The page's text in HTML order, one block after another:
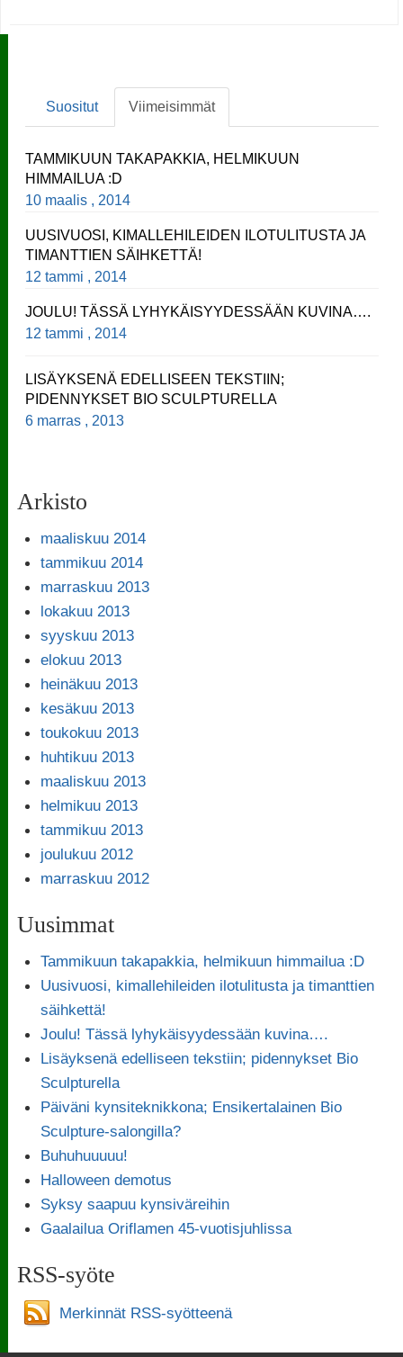
Suositut Viimeisimmät
TAMMIKUUN TAKAPAKKIA, HELMIKUUN
HIMMAILUA :D
10 maalis , 2014
UUSIVUOSI, KIMALLEHILEIDEN ILOTULITUSTA JA
TIMANTTIEN SÄIHKETTÄ!
12 tammi , 2014
JOULU! TÄSSÄ LYHYKÄISYYDESSÄÄN KUVINA….
12 tammi , 2014
LISÄYKSENÄ EDELLISEEN TEKSTIIN;
PIDENNYKSET BIO SCULPTURELLA
6 marras , 2013
Arkisto
maaliskuu 2014
tammikuu 2014
marraskuu 2013
lokakuu 2013
syyskuu 2013
elokuu 2013
heinäkuu 2013
kesäkuu 2013
toukokuu 2013
huhtikuu 2013
maaliskuu 2013
helmikuu 2013
tammikuu 2013
joulukuu 2012
marraskuu 2012
Uusimmat
Tammikuun takapakkia, helmikuun himmailua :D
Uusivuosi, kimallehileiden ilotulitusta ja timanttien
säihkettä!
Joulu! Tässä lyhykäisyydessään kuvina….
Lisäyksenä edelliseen tekstiin; pidennykset Bio
Sculpturella
Päiväni kynsiteknikkona; Ensikertalainen Bio
Sculpture-salongilla?
Buhuhuuuuu!
Halloween demotus
Syksy saapuu kynsiväreihin
Gaalailua Oriflamen 45-vuotisjuhlissa
RSS-syöte
Merkinnät RSS-syötteenä